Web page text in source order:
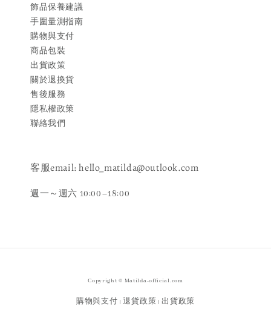
飾品保養建議
手圍量測指南
購物與支付
商品包裝
出貨政策
關於退換貨
售後服務
隱私權政策
聯絡我們
客服email: hello_matilda@outlook.com
週一～週六 10:00–18:00
Copyright © Matilda-official.com
購物與支付 | 退貨政策 |出貨政策